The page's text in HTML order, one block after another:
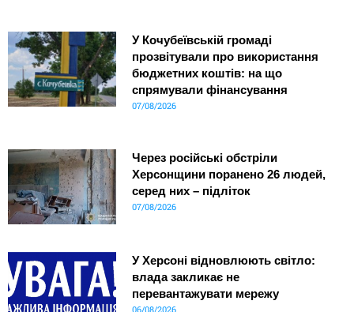
У Кочубеївській громаді
прозвітували про використання
бюджетних коштів: на що
спрямували фінансування
07/08/2026
Через російські обстріли
Херсонщини поранено 26 людей,
серед них – підліток
07/08/2026
У Херсоні відновлюють світло:
влада закликає не
перевантажувати мережу
06/08/2026